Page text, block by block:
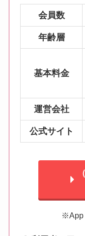
会員数
年齢層
基本料金
運営会社
公式サイト
※App